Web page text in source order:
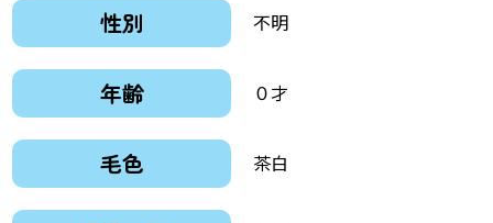
性別 不明
年齢 ０才
毛色 茶白